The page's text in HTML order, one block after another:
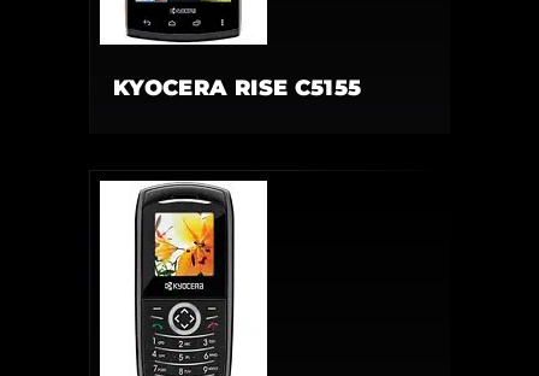
KYOCERA RISE C5155